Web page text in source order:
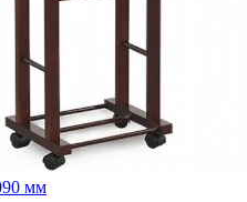
мм